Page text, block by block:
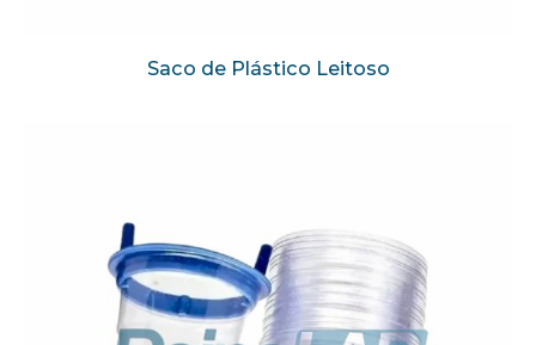
Saco de Plástico Leitoso